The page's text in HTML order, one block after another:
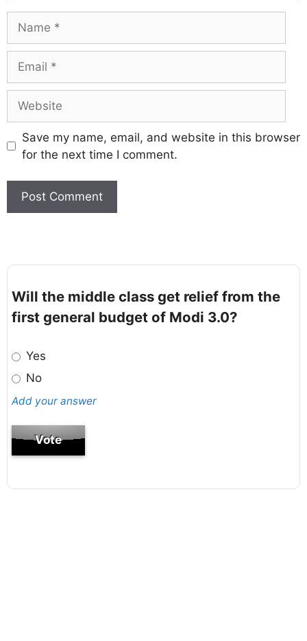
Save my name, email, and website in this browser
for the next time I comment.
Will the middle class get relief from the
first general budget of Modi 3.0?
Yes
No
Add your answer